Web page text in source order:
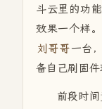
斗云里的功
效果一个样
刘哥哥一台
备自己刷固件
前段时